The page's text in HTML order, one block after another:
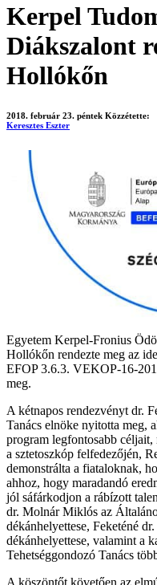
Kerpel
Diákszalont
Hollókőn
2018. február 23. péntek Közzétette:
Keresztes Eszter
Egyetem Kerpel-Fronius
Hollókőn rendezte meg az
EFOP 3.6.3. VEKOP-16-
meg.
A kétnapos rendezvényt dr.
Tanács elnöke nyitotta meg,
program legfontosabb céljait,
a sztetoszkóp felfedezőjén,
demonstrálta a fiataloknak,
ahhoz, hogy maradandó
jól sáfárkodjon a rábízott
dr. Molnár Miklós az
dékánhelyettese, Feketéné
dékánhelyettese, valamint a
Tehetséggondozó Tanács
A köszöntőt követően az